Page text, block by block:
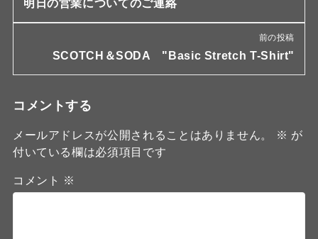
明日の営業についてのご連絡
前の投稿
SCOTCH＆SODA "Basic Stretch T-Shirt"
コメントする
メールアドレスが公開されることはありません。 ※ が
付いている欄は必須項目です
コメント ※